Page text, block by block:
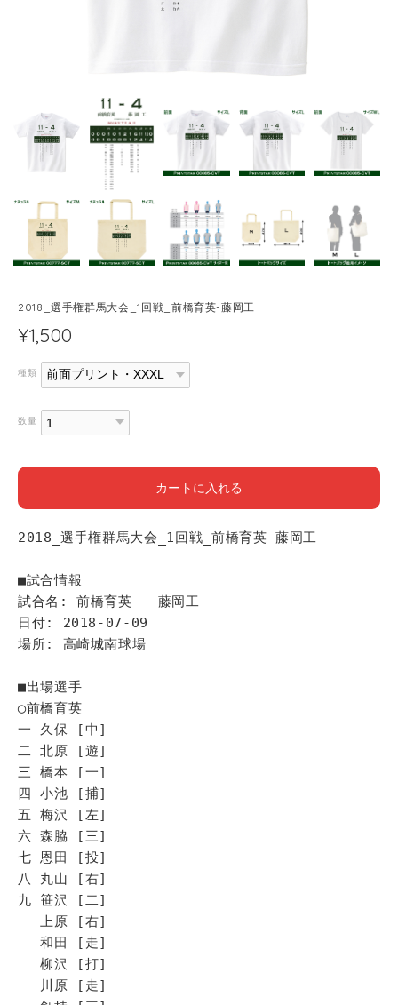
2018_選手権群馬大会_1回戦_前橋育英-藤岡工
¥1,500
種類
数量
カートに入れる
2018_選手権群馬大会_1回戦_前橋育英-藤岡工
■試合情報
試合名: 前橋育英 - 藤岡工
日付: 2018-07-09
場所: 高崎城南球場
■出場選手
◯前橋育英
一 久保 [中]
二 北原 [遊]
三 橋本 [一]
四 小池 [捕]
五 梅沢 [左]
六 森脇 [三]
七 恩田 [投]
八 丸山 [右]
九 笹沢 [二]
上原 [右]
和田 [走]
柳沢 [打]
川原 [走]